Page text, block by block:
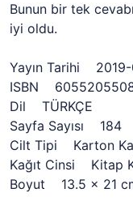
Bunun bir tek
iyi oldu.
Yayın Tarihi
ISBN
Dil TÜRKÇE
Sayfa Sayısı 184
Cilt Tipi Karton
Kağıt Cinsi Kitap
Boyut 13.5 x 21